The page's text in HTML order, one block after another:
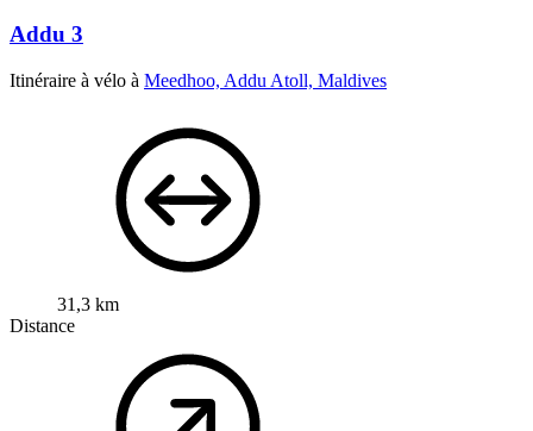
Addu 3
Itinéraire à vélo à Meedhoo, Addu Atoll, Maldives
31,3 km
Distance